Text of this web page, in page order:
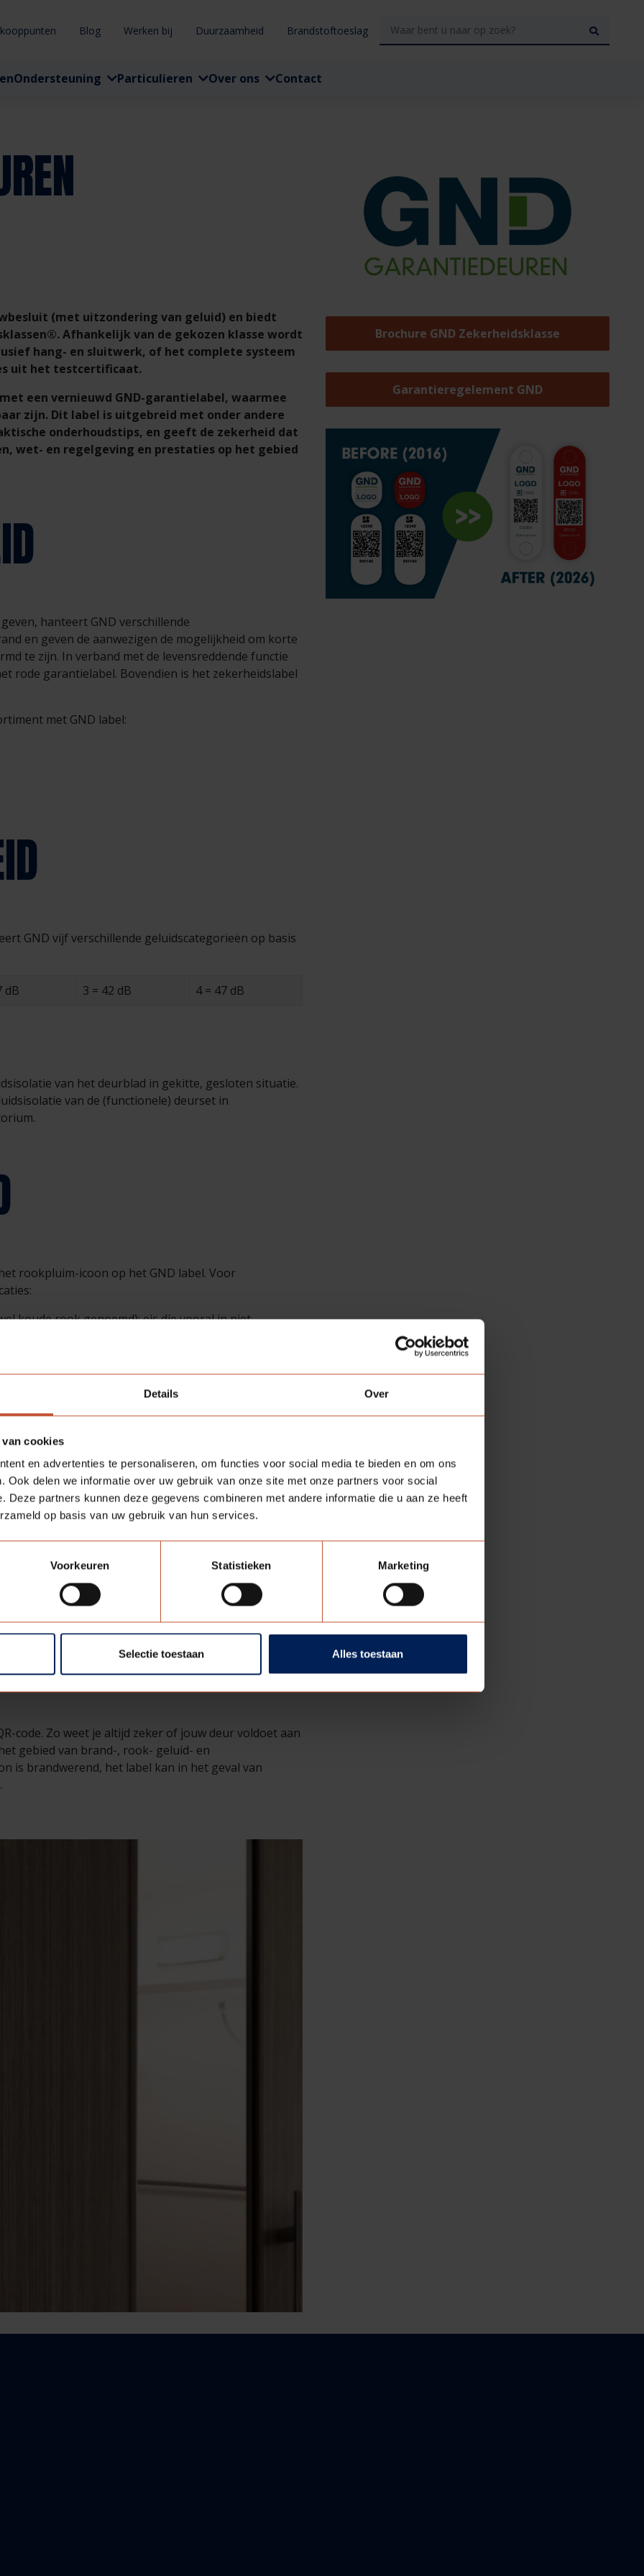
Details Over
cookies
en advertenties te personaliseren, om functies voor social media te bieden en om ons
Ook delen we informatie over uw gebruik van onze site met onze partners voor social
Deze partners kunnen deze gegevens combineren met andere informatie die u aan ze heeft
op basis van uw gebruik van hun services.
Voorkeuren Statistieken Marketing
Selectie toestaan Alles toestaan
Blog Werken bij Duurzaamheid Brandstoftoeslag
Ondersteuning Particulieren Over ons Contact
(met uitzondering van geluid) en biedt
Afhankelijk van de gekozen klasse wordt
hang- en sluitwerk, of het complete systeem
uit het testcertificaat.
een vernieuwd GND-garantielabel, waarmee
zijn. Dit label is uitgebreid met onder andere
onderhoudstips, en geeft de zekerheid dat
wet- en regelgeving en prestaties op het gebied
hanteert GND verschillende
en geven de aanwezigen de mogelijkheid om korte
te zijn. In verband met de levensreddende functie
rode garantielabel. Bovendien is het zekerheidslabel
met GND label:
GND vijf verschillende geluidscategorieën op basis
dB 3 = 42 dB 4 = 47 dB
van het deurblad in gekitte, gesloten situatie.
van de (functionele) deurset in
rookpluim-icoon op het GND label. Voor
koude rook genoemd): eis die vooral in niet-
eis die vooral in slaap-gebouwen wordt
voldoen aan het Bouwbesluit. Het Politie
deze en eist ook klasse 2. Voor inbraakwerendheid
(0, 2 en 3).
LABELS?
code. Zo weet je altijd zeker of jouw deur voldoet aan
gebied van brand-, rook- geluid- en
is brandwerend, het label kan in het geval van
Brochure GND Zekerheidsklasse
Garantieregelement GND